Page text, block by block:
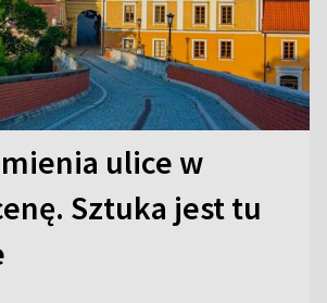
ulice w
Sztuka jest tu